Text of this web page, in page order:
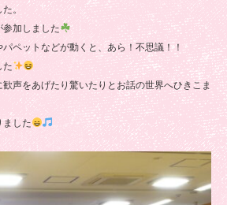
。
加しました
ペットなどが動くと、あら！不思議！！
た
声をあげたり驚いたりとお話の世界へひきこま
ました